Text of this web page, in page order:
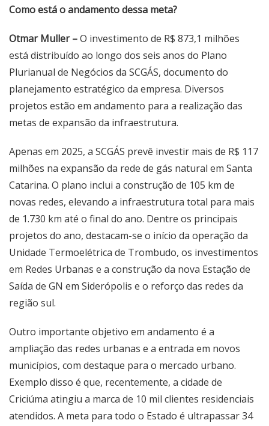
Como está o andamento dessa meta?
Otmar Muller –O investimento de R$ 873,1 milhões
está distribuído ao longo dos seis anos do Plano
Plurianual de Negócios da SCGÁS, documento do
planejamento estratégico da empresa. Diversos
projetos estão em andamento para a realização das
metas de expansão da infraestrutura.
Apenas em 2025, a SCGÁS prevê investir mais de R$ 117
milhões na expansão da rede de gás natural em Santa
Catarina. O plano inclui a construção de 105 km de
novas redes, elevando a infraestrutura total para mais
de 1.730 km até o final do ano. Dentre os principais
projetos do ano, destacam-se o início da operação da
Unidade Termoelétrica de Trombudo, os investimentos
em Redes Urbanas e a construção da nova Estação de
Saída de GN em Siderópolis e o reforço das redes da
região sul.
Outro importante objetivo em andamento é a
ampliação das redes urbanas e a entrada em novos
municípios, com destaque para o mercado urbano.
Exemplo disso é que, recentemente, a cidade de
Criciúma atingiu a marca de 10 mil clientes residenciais
atendidos. A meta para todo o Estado é ultrapassar 34